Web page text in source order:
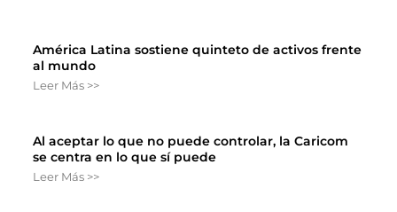
América Latina sostiene quinteto de activos frente
al mundo
Leer Más >>
Al aceptar lo que no puede controlar, la Caricom
se centra en lo que sí puede
Leer Más >>